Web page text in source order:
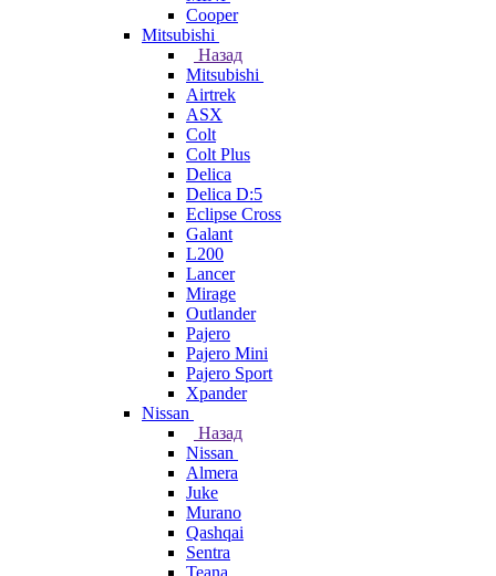
Cooper
Mitsubishi
Назад
Mitsubishi
Airtrek
ASX
Colt
Colt Plus
Delica
Delica D:5
Eclipse Cross
Galant
L200
Lancer
Mirage
Outlander
Pajero
Pajero Mini
Pajero Sport
Xpander
Nissan
Назад
Nissan
Almera
Juke
Murano
Qashqai
Sentra
Teana